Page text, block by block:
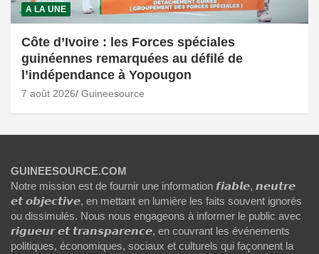
A LA UNE
Côte d’Ivoire : les Forces spéciales
guinéennes remarquées au défilé de
l’indépendance à Yopougon
7 août 2026 Guineesource
GUINEESOURCE.COM
Notre mission est de fournir une information 𝙛𝙞𝙖𝙗𝙡𝙚, 𝙣𝙚𝙪𝙩𝙧𝙚
𝙚𝙩 𝙤𝙗𝙟𝙚𝙘𝙩𝙞𝙫𝙚, en mettant en lumière les faits souvent ignorés
ou dissimulés. Nous nous engageons à informer le public avec
𝙧𝙞𝙜𝙪𝙚𝙪𝙧 𝙚𝙩 𝙩𝙧𝙖𝙣𝙨𝙥𝙖𝙧𝙚𝙣𝙘𝙚, en couvrant les événements
politiques, économiques, sociaux et culturels qui façonnent la